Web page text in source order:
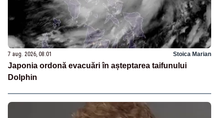
7 aug. 2026, 08:01 Stoica Marian
Japonia ordonă evacuări în așteptarea taifunului
Dolphin